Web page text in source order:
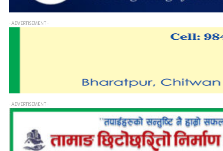
- ADVERTISEMENT -
- ADVERTISEMENT -